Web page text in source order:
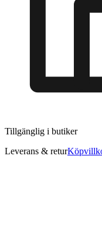
Tillgänglig i butiker
Leverans & retur